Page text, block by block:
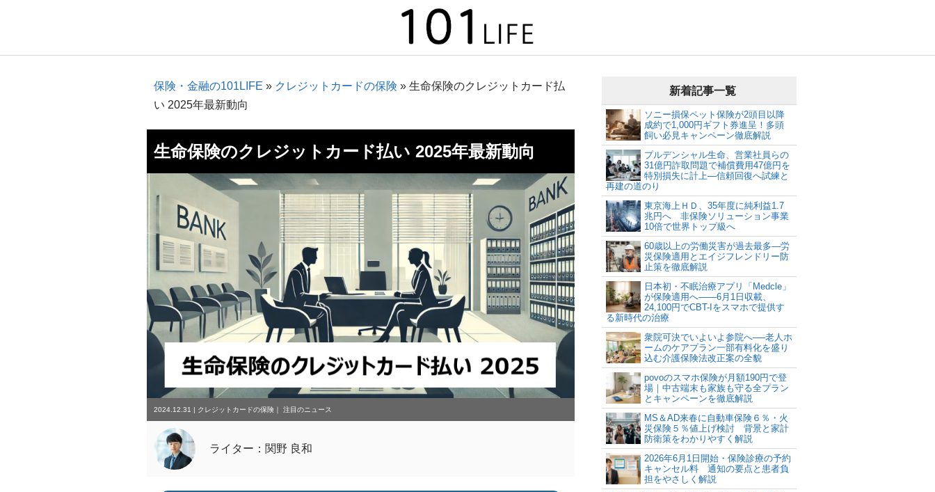
保険・金融の101LIFE » クレジットカードの保険 »生命保険のクレジットカード払
い 2025年最新動向
生命保険のクレジットカード払い 2025年最新動向
2024.12.31 | クレジットカードの保険 ｜注目のニュース
ライター：関野 良和
新着記事一覧
ソニー損保ペット保険が2頭目以降
成約で1,000円ギフト券進呈！多頭
飼い必見キャンペーン徹底解説
プルデンシャル生命、営業社員らの
31億円詐取問題で補償費用47億円を
特別損失に計上―信頼回復へ試練と
再建の道のり
東京海上ＨＤ、35年度に純利益1.7
兆円へ 非保険ソリューション事業
10倍で世界トップ級へ
60歳以上の労働災害が過去最多―労
災保険適用とエイジフレンドリー防
止策を徹底解説
日本初・不眠治療アプリ「Medcle」
が保険適用へ――6月1日収載、
24,100円でCBT-Iをスマホで提供す
る新時代の治療
衆院可決でいよいよ参院へ──老人ホ
ームのケアプラン一部有料化を盛り
込む介護保険法改正案の全貌
povoのスマホ保険が月額190円で登
場｜中古端末も家族も守る全プラン
とキャンペーンを徹底解説
MS＆AD来春に自動車保険６％・火
災保険５％値上げ検討 背景と家計
防衛策をわかりやすく解説
2026年6月1日開始・保険診療の予約
キャンセル料 通知の要点と患者負
担をやさしく解説